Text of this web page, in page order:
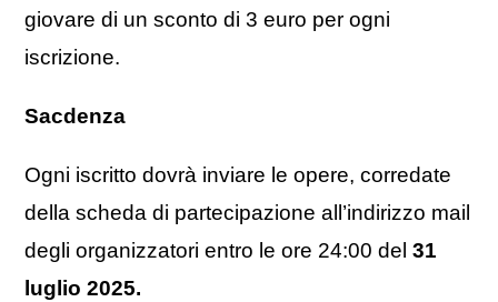
giovare di un sconto di 3 euro per ogni
iscrizione.
Sacdenza
Ogni iscritto dovrà inviare le opere, corredate
della scheda di partecipazione all’indirizzo mail
degli organizzatori entro le ore 24:00 del 31
luglio 2025.